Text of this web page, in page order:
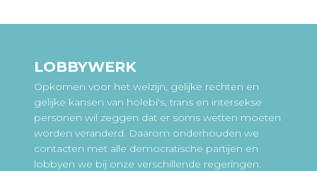
LOBBYWERK
Opkomen voor het welzijn, gelijke rechten en
gelijke kansen van holebi's, trans en intersekse
personen wil zeggen dat er soms wetten moeten
worden veranderd. Daarom onderhouden we
contacten met alle democratische partijen en
lobbyen we bij onze verschillende regeringen.